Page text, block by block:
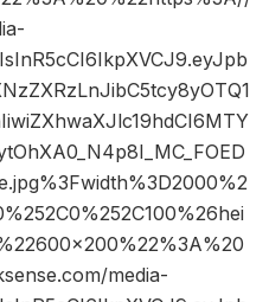
media-